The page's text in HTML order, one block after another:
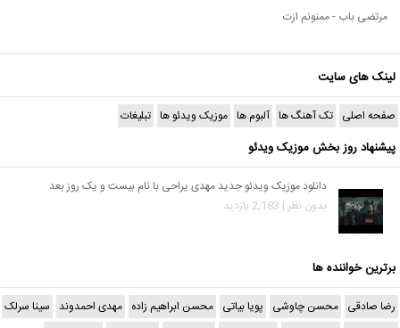
مرتضی باب - ممنونم ازت
لینک های سایت
صفحه اصلی تک آهنگ ها آلبوم ها موزیک ویدئو ها تبلیغات
پیشنهاد روز بخش موزیک ویدئو
دانلود موزیک ویدئو جدید مهدی یراحی با نام بیست و یک روز بعد
بدون نظر | 2,183 بازدید
برترین خواننده ها
رضا صادقی محسن چاوشی پویا بیاتی محسن ابراهیم زاده مهدی احمدوند سینا سرلک